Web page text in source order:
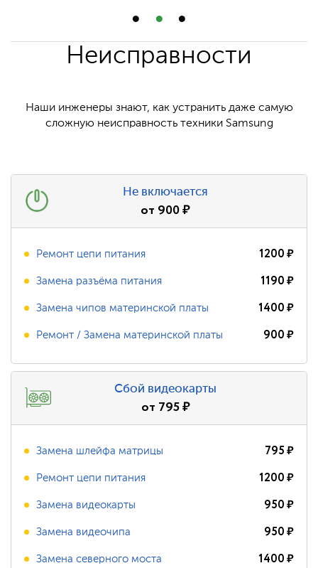
Неисправности
Наши инженеры знают, как устранить даже самую
сложную неисправность техники Samsung
Не включается
от 900₽
Ремонт цепи питания 1200₽
Замена разъёма питания 1190₽
Замена чипов материнской платы 1400₽
Ремонт / Замена материнской платы 900₽
Сбой видеокарты
от 795₽
Замена шлейфа матрицы 795₽
Ремонт цепи питания 1200₽
Замена видеокарты 950₽
Замена видеочипа 950₽
Замена северного моста 1400₽